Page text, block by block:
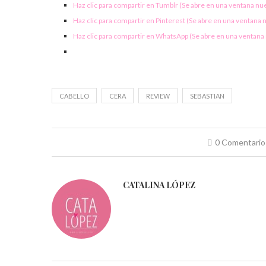
Haz clic para compartir en Tumblr (Se abre en una ventana
Haz clic para compartir en Pinterest (Se abre en una ventana
Haz clic para compartir en WhatsApp (Se abre en una ventana
CABELLO CERA REVIEW SEBASTIAN
0 Comentario
CATALINA LÓPEZ